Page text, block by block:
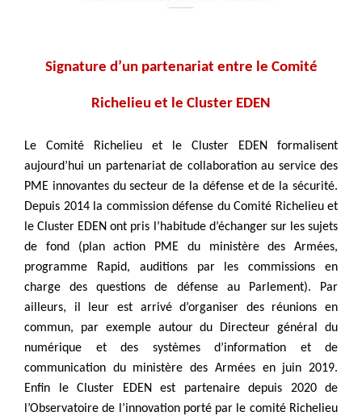
Signature d’un partenariat entre le Comité
Richelieu et le Cluster EDEN
Le Comité Richelieu et le Cluster EDEN formalisent
aujourd’hui un partenariat de collaboration au service des
PME innovantes du secteur de la défense et de la sécurité.
Depuis 2014 la commission défense du Comité Richelieu et
le Cluster EDEN ont pris l’habitude d’échanger sur les sujets
de fond (plan action PME du ministère des Armées,
programme Rapid, auditions par les commissions en
charge des questions de défense au Parlement). Par
ailleurs, il leur est arrivé d’organiser des réunions en
commun, par exemple autour du Directeur général du
numérique et des systèmes d’information et de
communication du ministère des Armées en juin 2019.
Enfin le Cluster EDEN est partenaire depuis 2020 de
l’Observatoire de l’innovation porté par le comité Richelieu